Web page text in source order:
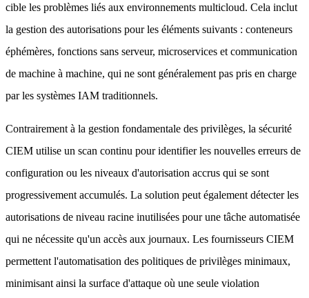
cible les problèmes liés aux environnements multicloud. Cela inclut
la gestion des autorisations pour les éléments suivants : conteneurs
éphémères, fonctions sans serveur, microservices et communication
de machine à machine, qui ne sont généralement pas pris en charge
par les systèmes IAM traditionnels.
Contrairement à la gestion fondamentale des privilèges, la sécurité
CIEM utilise un scan continu pour identifier les nouvelles erreurs de
configuration ou les niveaux d'autorisation accrus qui se sont
progressivement accumulés. La solution peut également détecter les
autorisations de niveau racine inutilisées pour une tâche automatisée
qui ne nécessite qu'un accès aux journaux. Les fournisseurs CIEM
permettent l'automatisation des politiques de privilèges minimaux,
minimisant ainsi la surface d'attaque où une seule violation